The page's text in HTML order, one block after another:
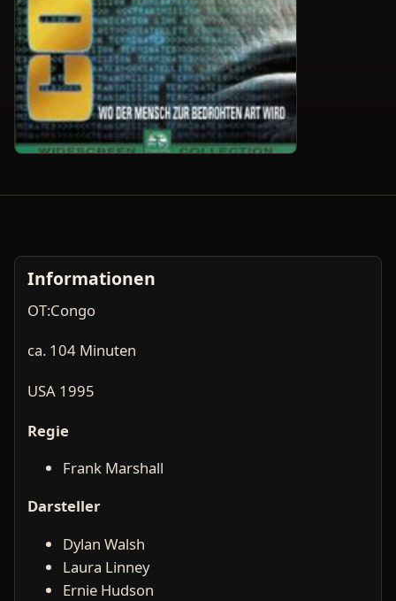
Informationen
OT:Congo
ca. 104 Minuten
USA 1995
Regie
Frank Marshall
Darsteller
Dylan Walsh
Laura Linney
Ernie Hudson